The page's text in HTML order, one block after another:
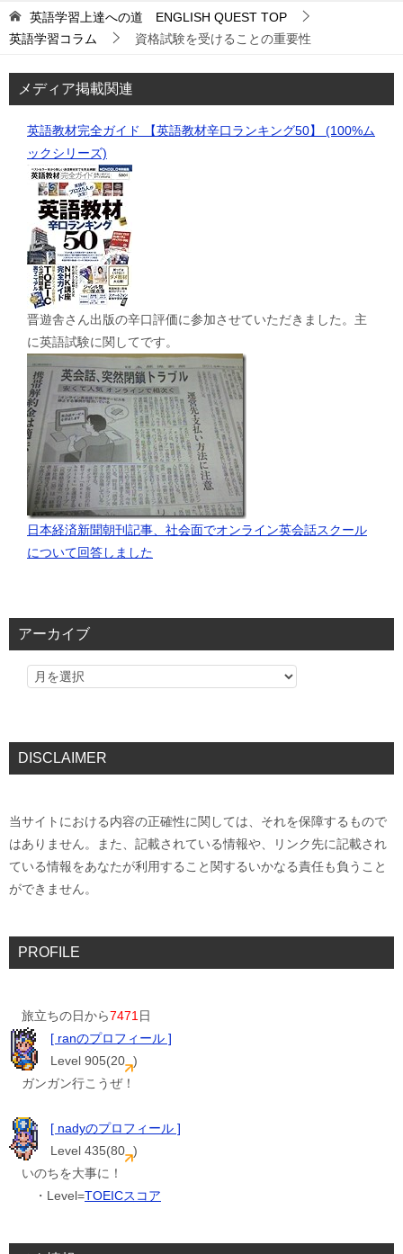
英語学習上達への道 ENGLISH QUEST TOP
英語学習コラム
資格試験を受けることの重要性
メディア掲載関連
英語教材完全ガイド 【英語教材辛口ランキング50】 (100%ム
ックシリーズ)
晋遊舎さん出版の辛口評価に参加させていただきました。主
に英語試験に関してです。
日本経済新聞朝刊記事、社会面でオンライン英会話スクール
について回答しました
アーカイブ
DISCLAIMER
当サイトにおける内容の正確性に関しては、それを保障するもので
はありません。また、記載されている情報や、リンク先に記載され
ている情報をあなたが利用すること関するいかなる責任も負うこと
ができません。
PROFILE
旅立ちの日から7471日
[ ranのプロフィール ]
Level 905(20 )
ガンガン行こうぜ！
[ nadyのプロフィール ]
Level 435(80 )
いのちを大事に！
・Level=TOEICスコア